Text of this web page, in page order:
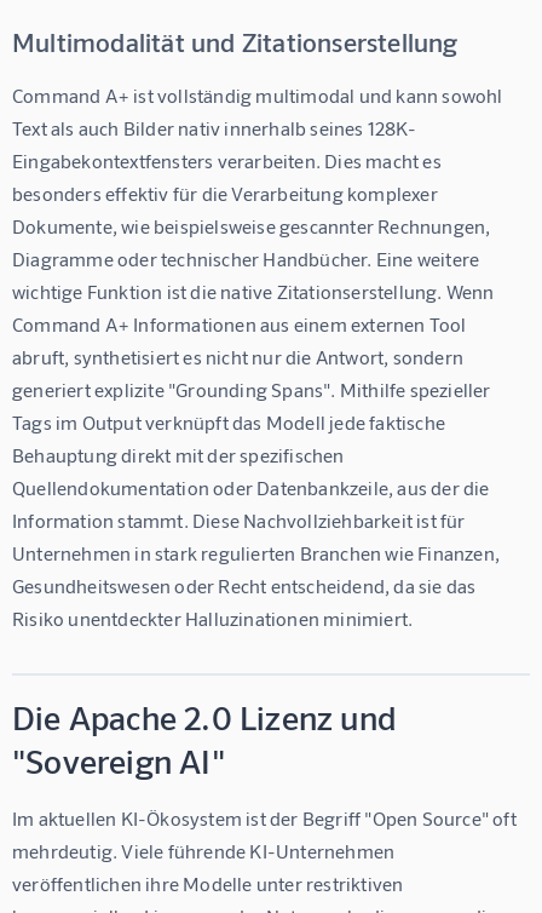
Multimodalität und Zitationserstellung
Command A+ ist vollständig multimodal und kann sowohl
Text als auch Bilder nativ innerhalb seines 128K-
Eingabekontextfensters verarbeiten. Dies macht es
besonders effektiv für die Verarbeitung komplexer
Dokumente, wie beispielsweise gescannter Rechnungen,
Diagramme oder technischer Handbücher. Eine weitere
wichtige Funktion ist die native Zitationserstellung. Wenn
Command A+ Informationen aus einem externen Tool
abruft, synthetisiert es nicht nur die Antwort, sondern
generiert explizite "Grounding Spans". Mithilfe spezieller
Tags im Output verknüpft das Modell jede faktische
Behauptung direkt mit der spezifischen
Quellendokumentation oder Datenbankzeile, aus der die
Information stammt. Diese Nachvollziehbarkeit ist für
Unternehmen in stark regulierten Branchen wie Finanzen,
Gesundheitswesen oder Recht entscheidend, da sie das
Risiko unentdeckter Halluzinationen minimiert.
Die Apache 2.0 Lizenz und
"Sovereign AI"
Im aktuellen KI-Ökosystem ist der Begriff "Open Source" oft
mehrdeutig. Viele führende KI-Unternehmen
veröffentlichen ihre Modelle unter restriktiven